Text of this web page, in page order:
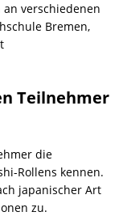
verschiedenen
Bremen,
Teilnehmer
die
Rollens kennen.
japanischer Art
zu.